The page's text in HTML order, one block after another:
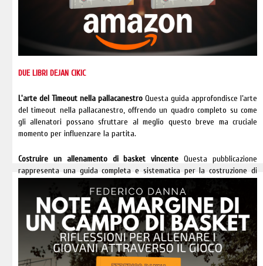
DUE LIBRI DEJAN CIKIC
L'arte del Timeout nella pallacanestro Questa guida approfondisce l’arte
del timeout nella pallacanestro, offrendo un quadro completo su come
gli allenatori possano sfruttare al meglio questo breve ma cruciale
momento per influenzare la partita.
Costruire un allenamento di basket vincenteQuesta pubblicazione
rappresenta una guida completa e sistematica per la costruzione di
Segue >>